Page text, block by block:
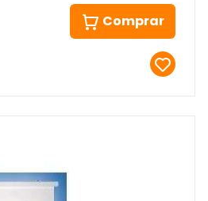
Comprar